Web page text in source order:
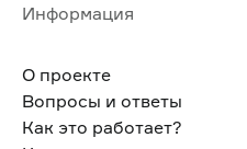
Информация
О проекте
Вопросы и ответы
Как это работает?